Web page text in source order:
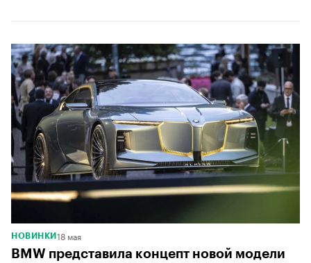
НОВИНКИ 18 мая
BMW представила концепт новой модели